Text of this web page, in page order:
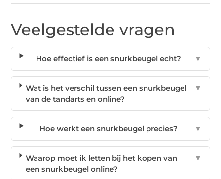
Veelgestelde vragen
Hoe effectief is een snurkbeugel echt? ▼
Wat is het verschil tussen een snurkbeugel
van de tandarts en online?
▼
Hoe werkt een snurkbeugel precies? ▼
Waarop moet ik letten bij het kopen van
een snurkbeugel online?
▼